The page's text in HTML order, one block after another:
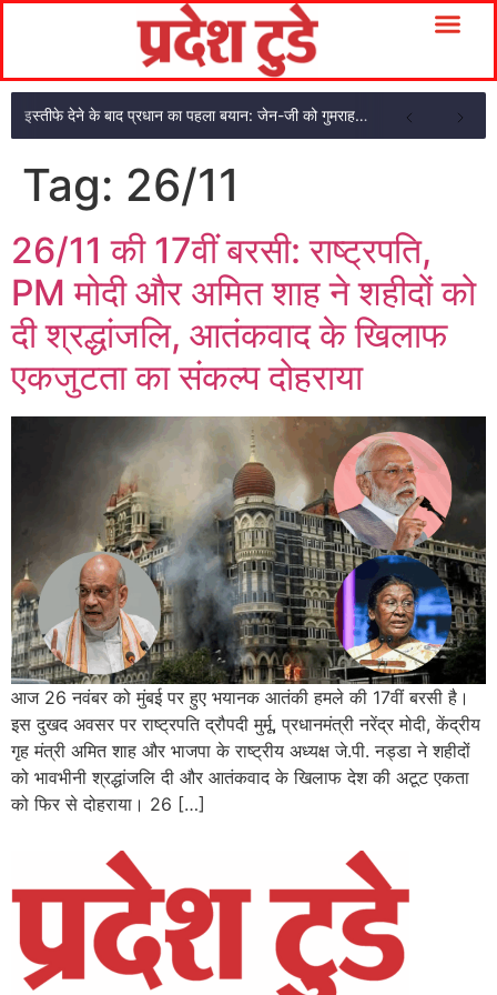
इस्तीफे देने के बाद प्रधान का पहला बयान: जेन-जी को गुमराह किया!
Tag: 26/11
26/11 की 17वीं बरसी: राष्ट्रपति,
PM मोदी और अमित शाह ने शहीदों को
दी श्रद्धांजलि, आतंकवाद के खिलाफ
एकजुटता का संकल्प दोहराया
आज 26 नवंबर को मुंबई पर हुए भयानक आतंकी हमले की 17वीं बरसी है।
इस दुखद अवसर पर राष्ट्रपति द्रौपदी मुर्मू, प्रधानमंत्री नरेंद्र मोदी, केंद्रीय
गृह मंत्री अमित शाह और भाजपा के राष्ट्रीय अध्यक्ष जे.पी. नड्डा ने शहीदों
को भावभीनी श्रद्धांजलि दी और आतंकवाद के खिलाफ देश की अटूट एकता
को फिर से दोहराया। 26 […]